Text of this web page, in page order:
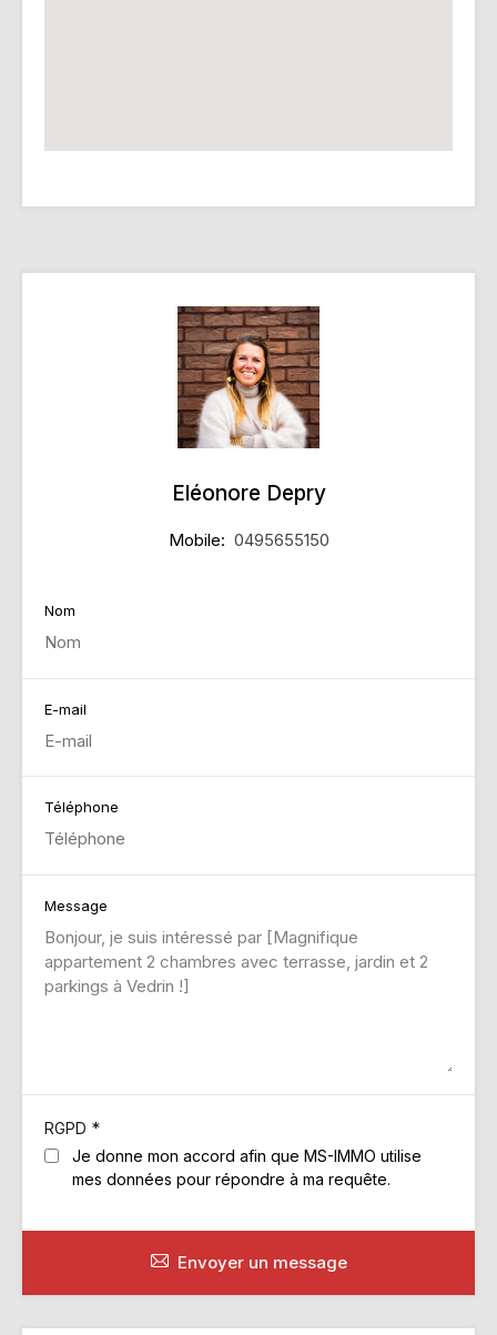
Eléonore Depry
Mobile: 0495655150
Nom
E-mail
Téléphone
Message
RGPD *
Je donne mon accord afin que MS-IMMO utilise
mes données pour répondre à ma requête.
Envoyer un message